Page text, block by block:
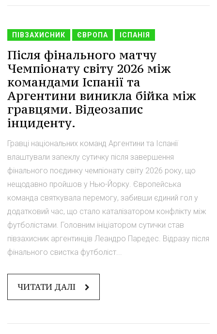
ПІВЗАХИСНИК ЄВРОПА ІСПАНІЯ
Після фінального матчу
Чемпіонату світу 2026 між
командами Іспанії та
Аргентини виникла бійка між
гравцями. Відеозапис
інциденту.
Гравці національних команд Аргентини та Іспанії
влаштували запеклу сутичку після завершення
фінального поєдинку чемпіонату світу 2026 року, що
нещодавно пройшов у Нью-Йорку. Європейська
команда святкувала перемогу, забивши єдиний гол у
додатковий час, що стало каталізатором конфлікту між
футболістами. Головним ініціатором сутички став
півзахисник аргентинців Леандро Паредес. Відразу після
фінального свистка футболіст...
ЧИТАТИ ДАЛІ